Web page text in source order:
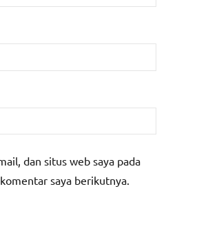
dan situs web saya pada
saya berikutnya.